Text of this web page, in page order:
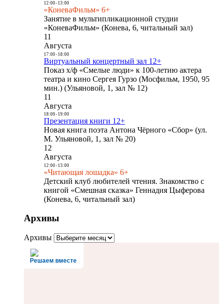
12:00- 13:00
«КоневаФильм» 6+
Занятие в мультипликационной студии
«КоневаФильм» (Конева, 6, читальный зал)
11
Августа
17:00- 18:00
Виртуальный концертный зал 12+
Показ х/ф «Смелые люди» к 100-летию актера
театра и кино Сергея Гурзо (Мосфильм, 1950, 95
мин.) (Ульяновой, 1, зал № 12)
11
Августа
18:00- 19:00
Презентация книги 12+
Новая книга поэта Антона Чёрного «Сбор» (ул.
М. Ульяновой, 1, зал № 20)
12
Августа
12:00- 13:00
«Читающая лошадка» 6+
Детский клуб любителей чтения. Знакомство с
книгой «Смешная сказка» Геннадия Цыферова
(Конева, 6, читальный зал)
Архивы
Архивы
Решаем вместе